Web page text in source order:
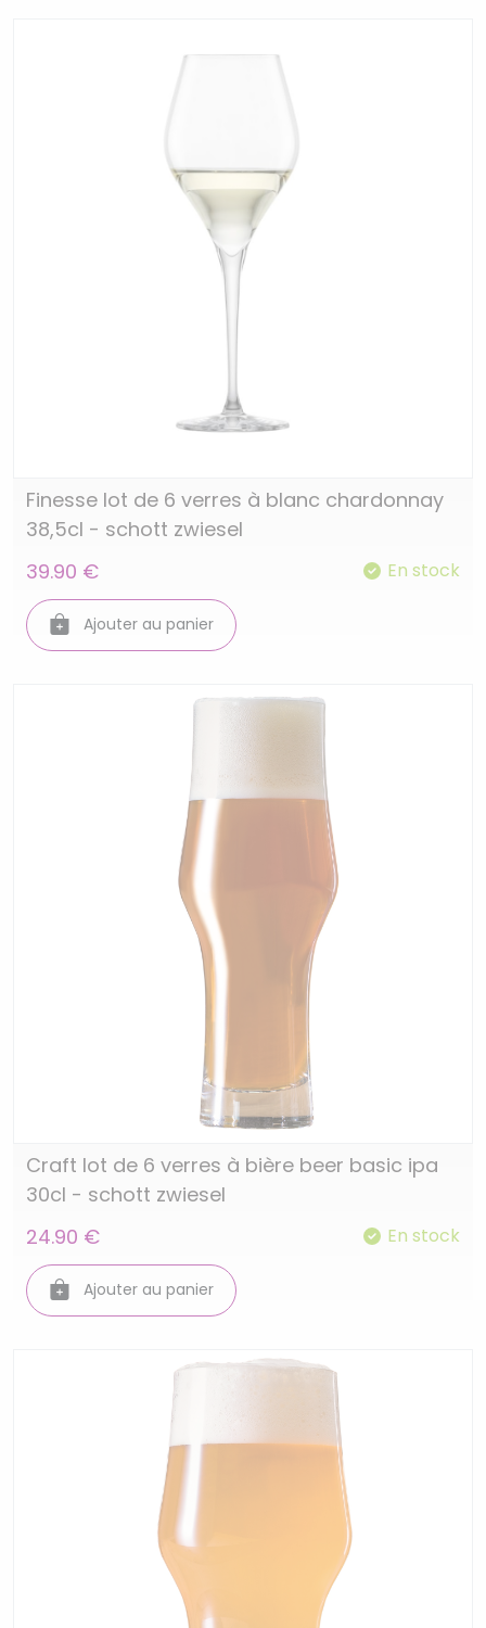
Finesse lot de 6 verres à blanc chardonnay
38,5cl - schott zwiesel
39.90 €
En stock
Ajouter au panier
Craft lot de 6 verres à bière beer basic ipa
30cl - schott zwiesel
24.90 €
En stock
Ajouter au panier